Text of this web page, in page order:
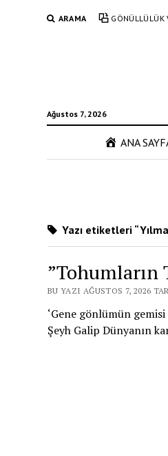
ARAMA GÖNÜLLÜLÜK
Ağustos 7, 2026
ANA
Yazı etiketleri
”Tohumların
BU YAZI AĞUSTOS 7, 2026
‘Gene gönlümün
Şeyh Galip Dünyanın